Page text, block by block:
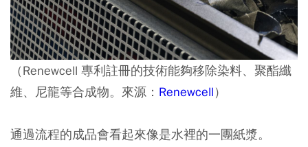
（Renewcell 專利註冊的技術能夠移除染料、聚酯纖
維、尼龍等合成物。來源： Renewcell）
通過流程的成品會看起來像是水裡的一團紙漿。